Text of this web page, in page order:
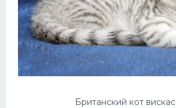
Британский кот вискас